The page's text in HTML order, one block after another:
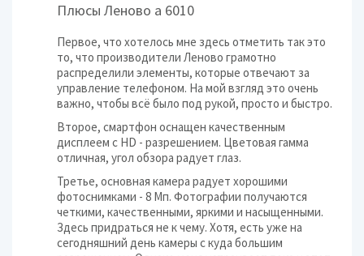
Плюсы Леново а 6010
Первое, что хотелось мне здесь отметить так это
то, что производители Леново грамотно
распределили элементы, которые отвечают за
управление телефоном. На мой взгляд это очень
важно, чтобы всё было под рукой, просто и быстро.
Второе, смартфон оснащен качественным
дисплеем с HD - разрешением. Цветовая гамма
отличная, угол обзора радует глаз.
Третье, основная камера радует хорошими
фотоснимками - 8 Мп. Фотографии получаются
четкими, качественными, яркими и насыщенными.
Здесь придраться не к чему. Хотя, есть уже на
сегодняшний день камеры с куда большим